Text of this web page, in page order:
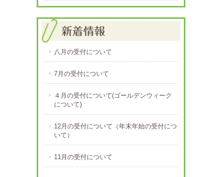
八月の受付について
7月の受付について
４月の受付について(ゴールデンウィーク
について)
12月の受付について（年末年始の受付につ
いて）
11月の受付について